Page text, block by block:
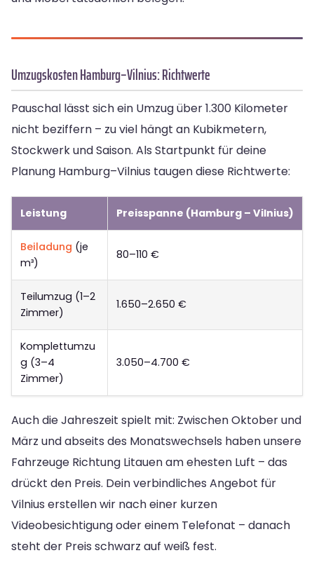
Umzugskosten Hamburg–Vilnius: Richtwerte
Pauschal lässt sich ein Umzug über 1.300 Kilometer
nicht beziffern – zu viel hängt an Kubikmetern,
Stockwerk und Saison. Als Startpunkt für deine
Planung Hamburg–Vilnius taugen diese Richtwerte:
Leistung Preisspanne (Hamburg – Vilnius)
Beiladung (je
m³)
80–110 €
Teilumzug (1–2
Zimmer)
1.650–2.650 €
Komplettumzu
g (3–4
Zimmer)
3.050–4.700 €
Auch die Jahreszeit spielt mit: Zwischen Oktober und
März und abseits des Monatswechsels haben unsere
Fahrzeuge Richtung Litauen am ehesten Luft – das
drückt den Preis. Dein verbindliches Angebot für
Vilnius erstellen wir nach einer kurzen
Videobesichtigung oder einem Telefonat – danach
steht der Preis schwarz auf weiß fest.